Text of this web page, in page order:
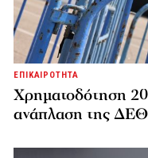
ΕΠΙΚΑΙΡΟΤΗΤΑ
Χρηματοδότηση
ανάπλαση της ΔΕΘ: